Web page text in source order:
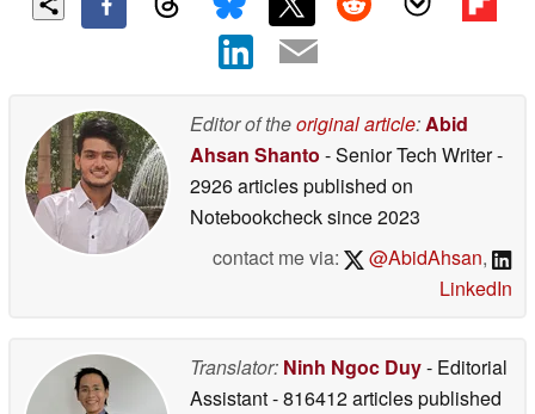
Editor of theoriginal article:Abid
Ahsan Shanto - Senior Tech Writer-
2926 articles published on
Notebookchecksince 2023
contact me via:
@AbidAhsan,
LinkedIn
Translator: Ninh Ngoc Duy- Editorial
Assistant- 816412 articles published